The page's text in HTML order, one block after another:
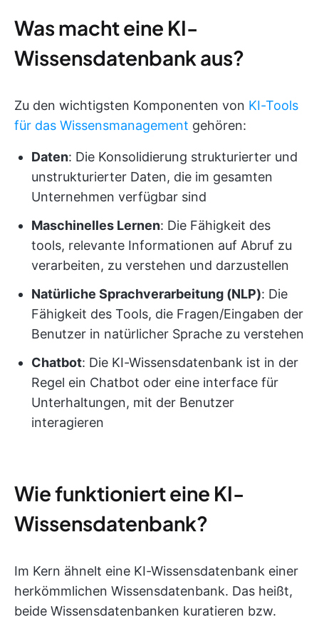
Was macht eine KI-
Wissensdatenbank aus?
Zu den wichtigsten Komponenten von KI-Tools
für das Wissensmanagement gehören:
Daten: Die Konsolidierung strukturierter und
unstrukturierter Daten, die im gesamten
Unternehmen verfügbar sind
Maschinelles Lernen: Die Fähigkeit des
tools, relevante Informationen auf Abruf zu
verarbeiten, zu verstehen und darzustellen
Natürliche Sprachverarbeitung (NLP): Die
Fähigkeit des Tools, die Fragen/Eingaben der
Benutzer in natürlicher Sprache zu verstehen
Chatbot: Die KI-Wissensdatenbank ist in der
Regel ein Chatbot oder eine interface für
Unterhaltungen, mit der Benutzer
interagieren
Wie funktioniert eine KI-
Wissensdatenbank?
Im Kern ähnelt eine KI-Wissensdatenbank einer
herkömmlichen Wissensdatenbank. Das heißt,
beide Wissensdatenbanken kuratieren bzw.